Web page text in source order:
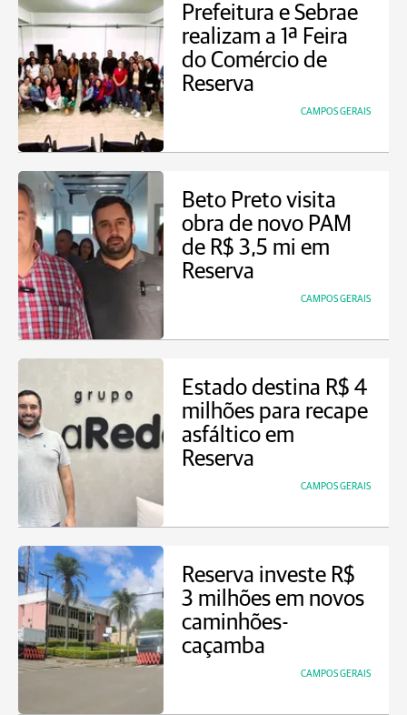
Prefeitura e Sebrae
realizam a 1ª Feira
do Comércio de
Reserva
CAMPOS GERAIS
Beto Preto visita
obra de novo PAM
de R$ 3,5 mi em
Reserva
CAMPOS GERAIS
Estado destina R$ 4
milhões para recape
asfáltico em
Reserva
CAMPOS GERAIS
Reserva investe R$
3 milhões em novos
caminhões-
caçamba
CAMPOS GERAIS